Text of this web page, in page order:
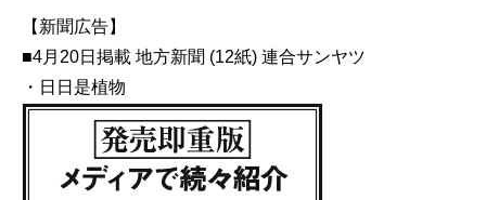
【新聞広告】
■4月20日掲載 地方新聞 (12紙) 連合サンヤツ
・日日是植物